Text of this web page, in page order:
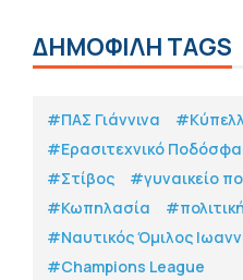
ΔΗΜΟΦΙΛΗ TAGS
#ΠΑΣ Γιάννινα
#Eρασιτεχνικό
#Στίβος
#γυναικείο
#Κωπηλασία
#πολιτική
#Ναυτικός Όμιλος
#Champions League